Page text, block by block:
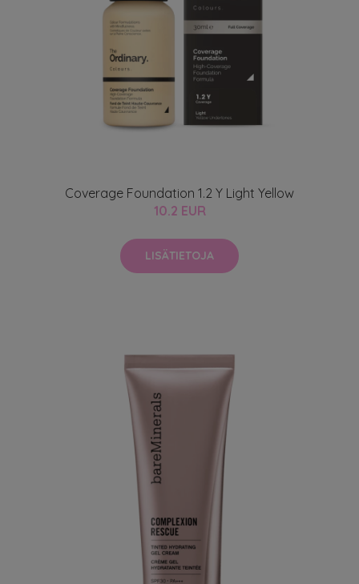
Coverage Foundation 1.2 Y Light Yellow
10.2 EUR
LISÄTIETOJA